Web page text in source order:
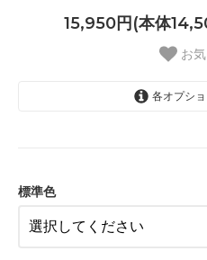
15,950円(本体
お
各オプシ
標準色